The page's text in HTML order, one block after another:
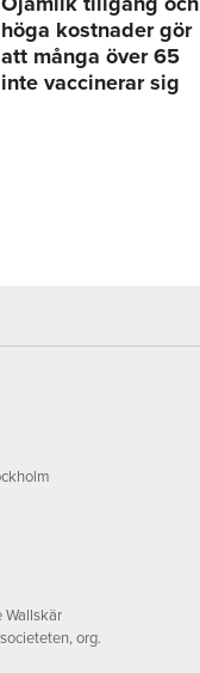
höga kostnader gör
att många över 65
inte vaccinerar sig
Wallskär
org.